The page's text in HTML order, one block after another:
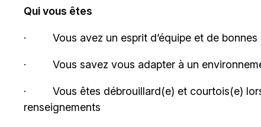
Qui vous êtes
· Vous avez un esprit d’équipe et de
· Vous savez vous adapter à un
·
Vous êtes débrouillard(e) et courtois(e)
renseignements